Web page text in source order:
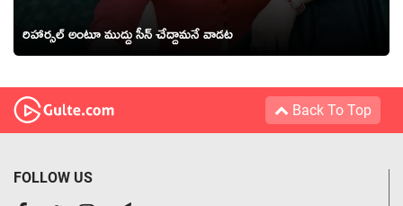
రిహార్సల్‌ అంటూ ముద్దు సీన్ చేద్దామనే వాడట
Back To Top
FOLLOW US